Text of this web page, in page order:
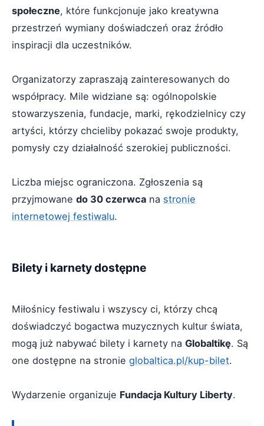
społeczne, które funkcjonuje jako kreatywna
przestrzeń wymiany doświadczeń oraz źródło
inspiracji dla uczestników.
Organizatorzy zapraszają zainteresowanych do
współpracy. Mile widziane są: ogólnopolskie
stowarzyszenia, fundacje, marki, rękodzielnicy czy
artyści, którzy chcieliby pokazać swoje produkty,
pomysły czy działalność szerokiej publiczności.
Liczba miejsc ograniczona. Zgłoszenia są
przyjmowane do 30 czerwca na stronie
internetowej festiwalu.
Bilety i karnety dostępne
Miłośnicy festiwalu i wszyscy ci, którzy chcą
doświadczyć bogactwa muzycznych kultur świata,
mogą już nabywać bilety i karnety na Globaltikę. Są
one dostępne na stronie globaltica.pl/kup-bilet.
Wydarzenie organizuje Fundacja Kultury Liberty.